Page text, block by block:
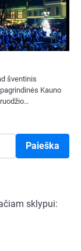
šventinis
Kauno
Paieška
sklypui: